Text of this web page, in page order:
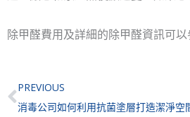
除甲醛費用及詳細的除甲醛資訊可
Prev
PREVIOUS